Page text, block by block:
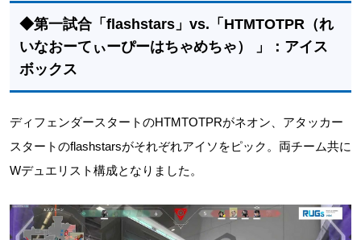
◆第一試合「flashstars」vs.「HTMTOTPR（れ
いなおーてぃーぴーはちゃめちゃ） 」：アイス
ボックス
ディフェンダースタートのHTMTOTPRがネオン、アタッカー
スタートのflashstarsがそれぞれアイソをピック。両チーム共に
Wデュエリスト構成となりました。